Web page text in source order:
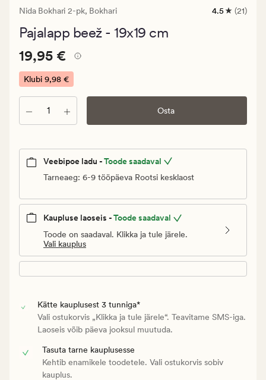
Nida Bokhari 2-pk, Bokhari
21
4.5 (21)
Pajalapp beež - 19x19 cm
Pris_ee
19,95
€.
Klubi
9,98
€
Pris_ee 19,95 €
19,95 €
Klubi 9,98 €
Kogus Osta
Veebipoe ladu -Toode saadaval
Tarneaeg: 6-9 tööpäeva Rootsi kesklaost
Kaupluse laoseis -Toode saadaval
Toode on saadaval. Klikka ja tule järele.
Vali kauplus
Kätte kauplusest 3 tunniga*
Vali ostukorvis „Klikka ja tule järele“. Teavitame SMS-iga.
Laoseis võib päeva jooksul muutuda.
Tasuta tarne kauplusesse
Kehtib enamikele toodetele. Vali ostukorvis sobiv
kauplus.